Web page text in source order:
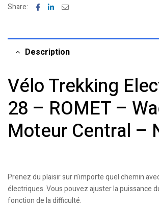
Share: Facebook
LinkedinEmail
Description
Vélo Trekking
28 – ROMET –
Moteur Central –
Prenez du plaisir sur n’importe quel chemin
électriques. Vous pouvez ajuster la puissance
fonction de la difficulté.